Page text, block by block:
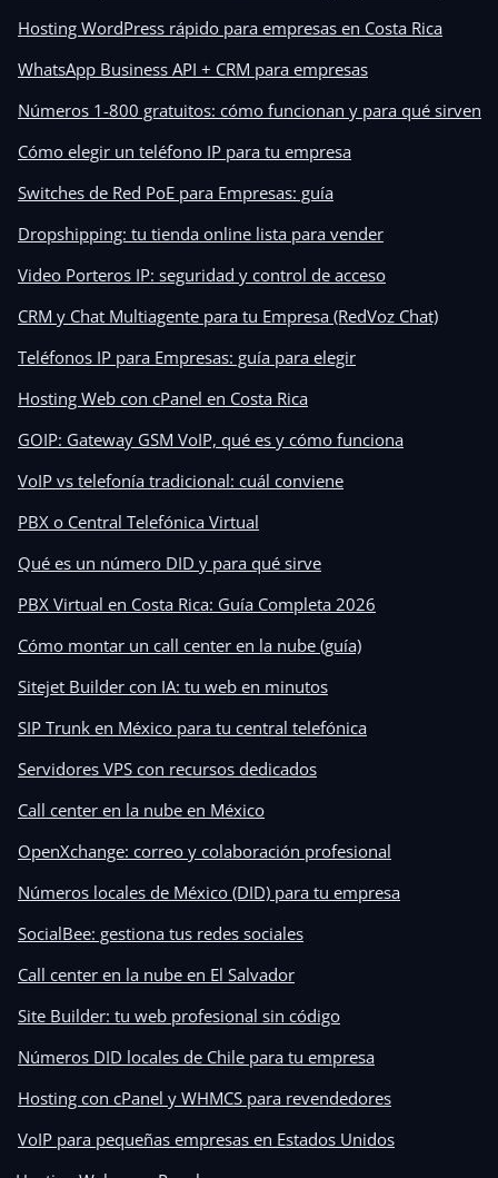
Hosting WordPress rápido para empresas en Costa Rica
WhatsApp Business API + CRM para empresas
Números 1-800 gratuitos: cómo funcionan y para qué sirven
Cómo elegir un teléfono IP para tu empresa
Switches de Red PoE para Empresas: guía
Dropshipping: tu tienda online lista para vender
Video Porteros IP: seguridad y control de acceso
CRM y Chat Multiagente para tu Empresa (RedVoz Chat)
Teléfonos IP para Empresas: guía para elegir
Hosting Web con cPanel en Costa Rica
GOIP: Gateway GSM VoIP, qué es y cómo funciona
VoIP vs telefonía tradicional: cuál conviene
PBX o Central Telefónica Virtual
Qué es un número DID y para qué sirve
PBX Virtual en Costa Rica: Guía Completa 2026
Cómo montar un call center en la nube (guía)
Sitejet Builder con IA: tu web en minutos
SIP Trunk en México para tu central telefónica
Servidores VPS con recursos dedicados
Call center en la nube en México
OpenXchange: correo y colaboración profesional
Números locales de México (DID) para tu empresa
SocialBee: gestiona tus redes sociales
Call center en la nube en El Salvador
Site Builder: tu web profesional sin código
Números DID locales de Chile para tu empresa
Hosting con cPanel y WHMCS para revendedores
VoIP para pequeñas empresas en Estados Unidos